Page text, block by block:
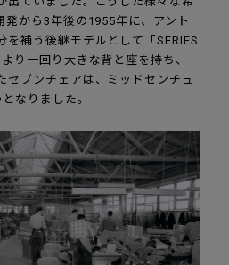
発から3年後の1955年に、アント
を補う後継モデルとして「SERIES
り一回り大きな背と座を持ち、
セブンチェアは、ミッドセンチュ
なりました。